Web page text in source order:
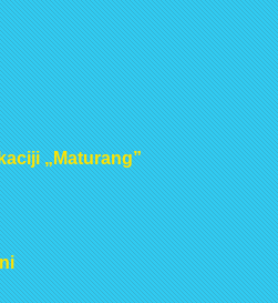
„Maturang”